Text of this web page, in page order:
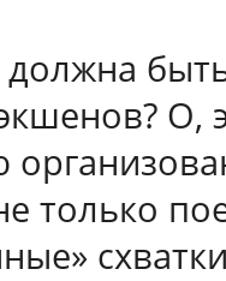
должна
О,
только